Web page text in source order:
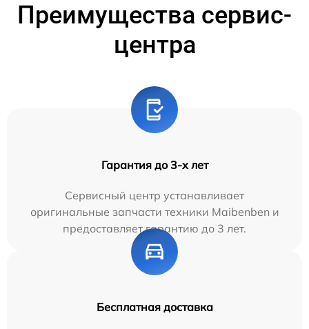
Преимущества сервис-
центра
Гарантия до 3-х лет
Сервисный центр устанавливает
оригинальные запчасти техники Maibenben и
предоставляет гарантию до 3 лет.
Бесплатная доставка